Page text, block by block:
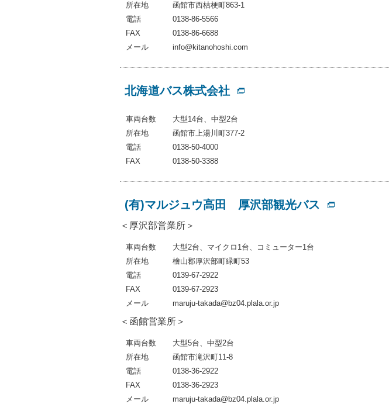
所在地
函館市西桔梗町863-1
電話
0138-86-5566
FAX
0138-86-6688
メール
info@kitanohoshi.com
北海道バス株式会社
車両台数
大型14台、中型2台
所在地
函館市上湯川町377-2
電話
0138-50-4000
FAX
0138-50-3388
(有)マルジュウ高田 厚沢部観光バス
＜厚沢部営業所＞
車両台数
大型2台、マイクロ1台、コミューター1台
所在地
檜山郡厚沢部町緑町53
電話
0139-67-2922
FAX
0139-67-2923
メール
maruju-takada@bz04.plala.or.jp
＜函館営業所＞
車両台数
大型5台、中型2台
所在地
函館市滝沢町11-8
電話
0138-36-2922
FAX
0138-36-2923
メール
maruju-takada@bz04.plala.or.jp